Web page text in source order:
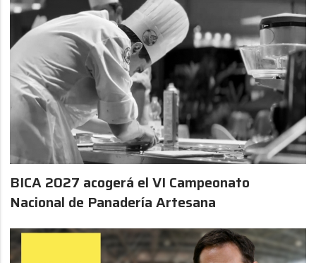
BICA 2027 acogerá el VI Campeonato
Nacional de Panadería Artesana